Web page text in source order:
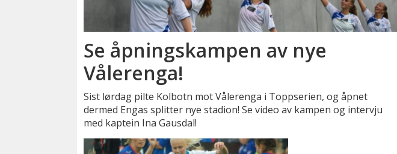
idrettspark
Se åpningskampen av nye
Vålerenga!
Sist lørdag pilte Kolbotn mot Vålerenga i Toppserien, og åpnet
dermed Engas splitter nye stadion! Se video av kampen og intervju
med kaptein Ina Gausdal!